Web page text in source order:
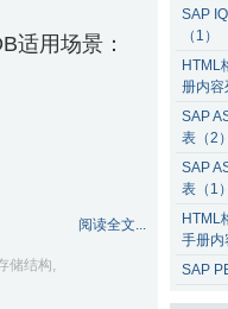
适用场景：
阅读全文...
储结构,
SAP
（1）
HTML
册内容
SAP
表（2）
SAP
表（1）
HTML
手册内
SAP